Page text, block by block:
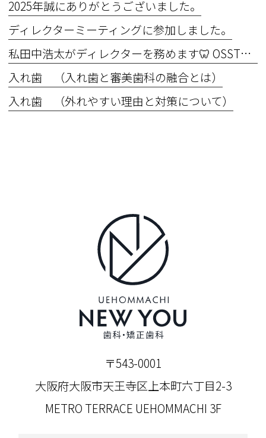
2025年誠にありがとうございました。
ディレクターミーティングに参加しました。
私田中浩太がディレクターを務めます🦷 OSSTEM Implant Basic Course 2025 in OIC Master the Basics ― 基礎こそ真髄！“できない”を“できる”に変える6日間
入れ歯 （入れ歯と審美歯科の融合とは）
入れ歯 （外れやすい理由と対策について）
〒543-0001
大阪府大阪市天王寺区上本町六丁目2-3
METRO TERRACE UEHOMMACHI 3F